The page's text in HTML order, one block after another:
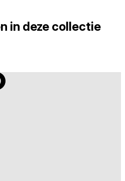
in deze collectie